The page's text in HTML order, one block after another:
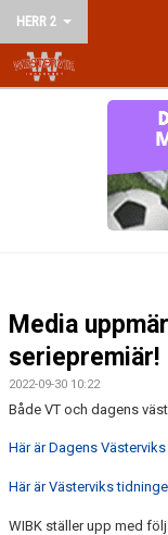
HERR 2
BILDGALLERI
DOKUMENT
Media
seriepremiär!
2022-09-30 10:22
Både VT och dagens
Här är Dagens
Här är Västerviks
WIBK ställer upp med